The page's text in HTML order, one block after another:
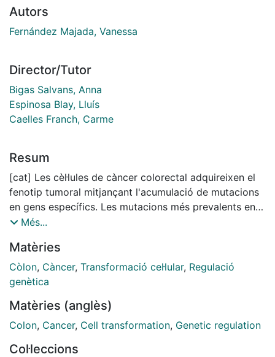
Autors
Fernández Majada, Vanessa
Director/Tutor
Bigas Salvans, Anna
Espinosa Blay, Lluís
Caelles Franch, Carme
Resum
[cat] Les cèl·lules de càncer colorectal adquireixen el
fenotip tumoral mitjançant l'acumulació de mutacions
en gens específics. Les mutacions més prevalents en
el càncer de còlon es produeixen en el gen APC i
la transcripció depenent de beta-catenina no és l'únic
requeriment per la progressió del càncer colorectal ja
que la inhibició de l'activitat gamma-secretasa redueix
l'activació de Notch a l'intestí resulta en un bloqueig
de la diferenciació de cèl·lules secretores i una
factors de transcripció, existeixen complexes
Més...
Matèries
Còlon, Càncer, Transformació cel·lular, Regulació
genètica
Matèries (anglès)
Colon, Cancer, Cell transformation, Genetic regulation
Col·leccions